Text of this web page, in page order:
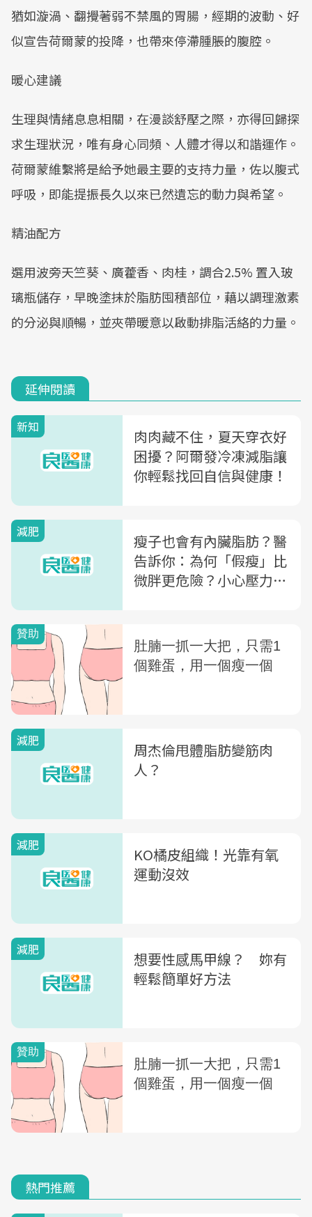
猶如漩渦、翻攪著弱不禁風的胃腸，經期的波動、好
似宣告荷爾蒙的投降，也帶來停滯腫脹的腹腔。
暖心建議
生理與情緒息息相關，在漫談舒壓之際，亦得回歸探
求生理狀況，唯有身心同頻、人體才得以和諧運作。
荷爾蒙維繫將是給予她最主要的支持力量，佐以腹式
呼吸，即能提振長久以來已然遺忘的動力與希望。
精油配方
選用波旁天竺葵、廣藿香、肉桂，調合2.5% 置入玻
璃瓶儲存，早晚塗抹於脂肪囤積部位，藉以調理激素
的分泌與順暢，並夾帶暖意以啟動排脂活絡的力量。
延伸閱讀
新知
肉肉藏不住，夏天穿衣好
困擾？阿爾發冷凍減脂讓
你輕鬆找回自信與健康！
減肥
瘦子也會有內臟脂肪？醫
告訴你：為何「假瘦」比
微胖更危險？小心壓力太
減肥
周杰倫甩體脂肪變筋肉
人？
減肥
KO橘皮組織！光靠有氧
運動沒效
減肥
想要性感馬甲線？ 妳有
輕鬆簡單好方法
熱門推薦